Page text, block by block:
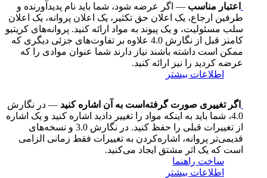
اعتبار مناسب — اگر عرضه شود، شما باید نام پدیدآورنده و
طرفین ارجاع، یک اعلان حق تکثیر، یک اعلان پروانه، یک اعلان
سلب مسئولیت، و یک پیوند به مواد ارائه کنید. پروانه‌های کریتیو
کامنز قبل از نگارش 4.0 علاوه بر تفاوت‌های جزئی دیگری که
ممکن است داشته باشند نیاز دارند شما عنوان موادی را که
عرضه کردید را نیز ارائه کنید.
اطلاعات بیشتر
اگر تغییری صورت گرفته‌است به آن اشاره کنید — در نگارش
4.0، شما باید به اینکه مواد را تغییر دادید اشاره کنید و یک اشاره
از تغییرات قبلی را حفظ کنید. در نگارش 3.0 و نسخه‌های
قدیمی‌تر پروانه، اشاره‌کردن به تغییرات فقط زمانی الزامی
است که یک اثر مشتق ایجاد می‌کنید.
ساخت راهنما
اطلاعات بیشتر